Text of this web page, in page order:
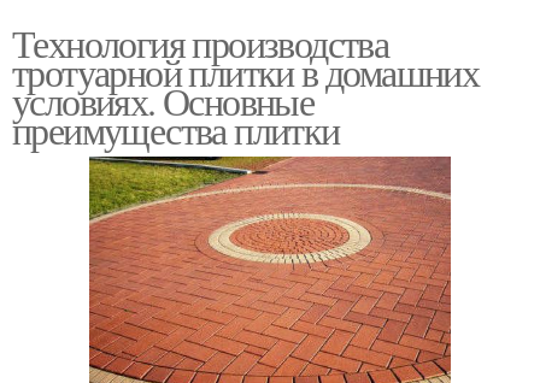
Технология производства
тротуарной плитки в домашних
условиях. Основные
преимущества плитки